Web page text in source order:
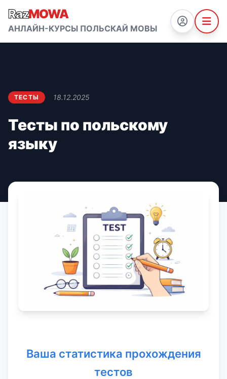
RazMOWA
АНЛАЙН-КУРСЫ ПОЛЬСКАЙ МОВЫ
ТЕСТЫ 18.12.2025
Тесты по польскому
языку
Ваша статистика прохождения
тестов